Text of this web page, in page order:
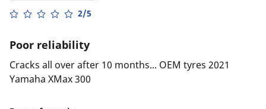
2/5
Poor reliability
Cracks all over after 10 months... OEM tyres 2021
Yamaha XMax 300